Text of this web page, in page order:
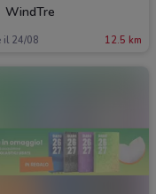
WindTre
il 24/08 12.5 km